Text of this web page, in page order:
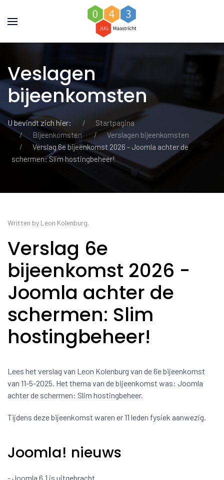
Veslagen
bijeenkomsten
U bevindt zich hier:
Startpagina
Bijeenkomsten
Verslagen bijeenkomsten
Verslag 6e bijeenkomst 2026 - Joomla achter de
schermen: Slim hostingbeheer!
Written by Leon Kolenburg.
Verslag 6e
bijeenkomst 2026 -
Joomla achter de
schermen: Slim
hostingbeheer!
Lees het verslag van Leon Kolenburg van de 6e bijeenkomst
van 11-5-2025. Het thema van de bijeenkomst was: Joomla
achter de schermen: Slim hostingbeheer.
Tijdens deze bijeenkomst waren er 11 leden fysiek aanwezig.
Joomla! nieuws
- Joomla 6.1 is uitgebracht